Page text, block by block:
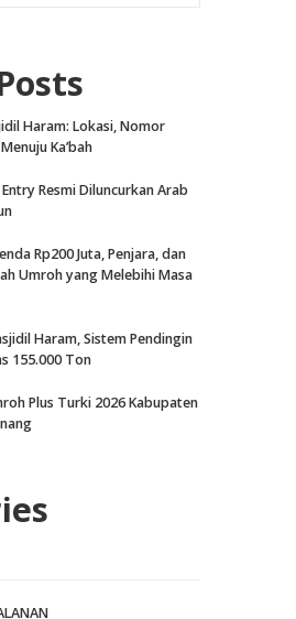
Haram: Lokasi, Nomor
Ka’bah
Resmi Diluncurkan Arab
Rp200 Juta, Penjara, dan
Umroh yang Melebihi Masa
Haram, Sistem Pendingin
155.000 Ton
Plus Turki 2026 Kabupaten